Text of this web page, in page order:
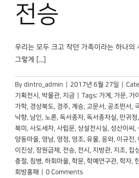
전승
우리는 모두 크고 작던 가족이라는 하나의
그렇게 [...]
By dintro_admin 2017년 6월 27일
기획전시 , 박물관, 지금 Tags: 가계 , 가문, 가
가학, 경상북도, 경주, 계승, 고문서 , 공조판서 ,
낙향, 남인, 노론, 독서종자, 독서종자실, 만귀정,
북미 , 사도세자, 사립문, 상설전시실, 성산이씨 ,
양동마을, 영남, 영정, 영조, 유물, 응와, 이규진,
이진상, 장원급제 , 전승, 전시 , 지방관, 지조, 집
충절, 침병, 하회마을, 학문, 학예연구관, 학자,
회방홍패
0 Comments